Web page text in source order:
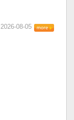
2026-08-05